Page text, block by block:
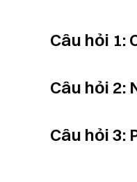
Câu hỏi 1:
Câu hỏi 2:
Câu hỏi 3: